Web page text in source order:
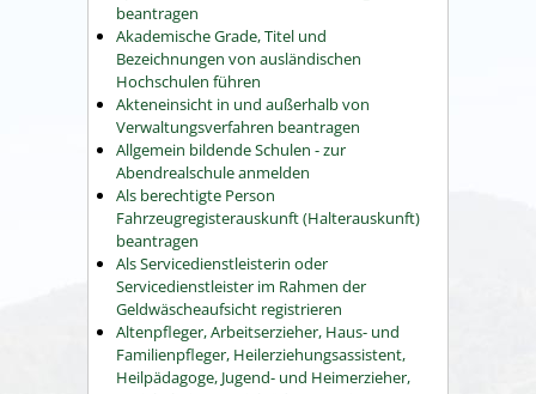
beantragen
Akademische Grade, Titel und
Bezeichnungen von ausländischen
Hochschulen führen
Akteneinsicht in und außerhalb von
Verwaltungsverfahren beantragen
Allgemein bildende Schulen - zur
Abendrealschule anmelden
Als berechtigte Person
Fahrzeugregisterauskunft (Halterauskunft)
beantragen
Als Servicedienstleisterin oder
Servicedienstleister im Rahmen der
Geldwäscheaufsicht registrieren
Altenpfleger, Arbeitserzieher, Haus- und
Familienpfleger, Heilerziehungsassistent,
Heilpädagoge, Jugend- und Heimerzieher,